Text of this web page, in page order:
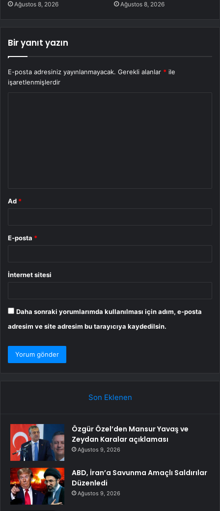
Ağustos 8, 2026 Ağustos 8, 2026
Bir yanıt yazın
E-posta adresiniz yayınlanmayacak. Gerekli alanlar * ile
işaretlenmişlerdir
Ad *
E-posta *
İnternet sitesi
Daha sonraki yorumlarımda kullanılması için adım, e-posta
adresim ve site adresim bu tarayıcıya kaydedilsin.
Son Eklenen
Özgür Özel’den Mansur Yavaş ve
Zeydan Karalar açıklaması
Ağustos 9, 2026
ABD, İran’a Savunma Amaçlı Saldırılar
Düzenledi
Ağustos 9, 2026